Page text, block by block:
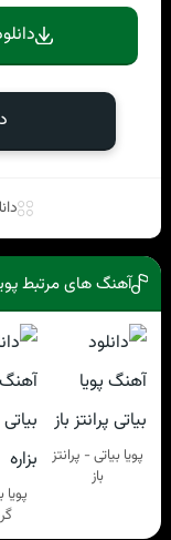
آهنگ های مرتبط
پویا بیاتی - پرانتز
باز
پویا